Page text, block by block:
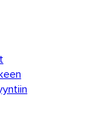
kokeilu.